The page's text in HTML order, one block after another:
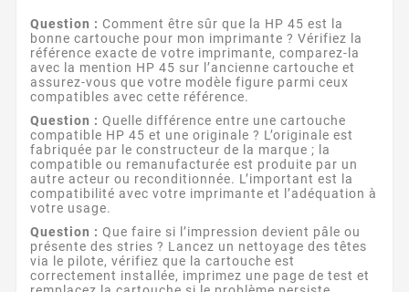
Question : Comment être sûr que la HP 45 est la
bonne cartouche pour mon imprimante ? Vérifiez la
référence exacte de votre imprimante, comparez-la
avec la mention HP 45 sur l’ancienne cartouche et
assurez-vous que votre modèle figure parmi ceux
compatibles avec cette référence.
Question : Quelle différence entre une cartouche
compatible HP 45 et une originale ? L’originale est
fabriquée par le constructeur de la marque ; la
compatible ou remanufacturée est produite par un
autre acteur ou reconditionnée. L’important est la
compatibilité avec votre imprimante et l’adéquation à
votre usage.
Question : Que faire si l’impression devient pâle ou
présente des stries ? Lancez un nettoyage des têtes
via le pilote, vérifiez que la cartouche est
correctement installée, imprimez une page de test et